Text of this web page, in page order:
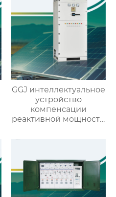
GGJ интеллектуальное
устройство
компенсации
реактивной мощности